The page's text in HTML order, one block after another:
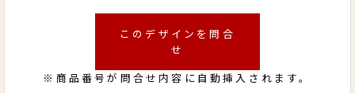
このデザインを問合
せ
※商品番号が問合せ内容に自動挿入されます。